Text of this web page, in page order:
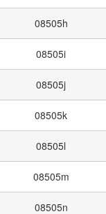
08505h
08505i
08505j
08505k
08505l
08505m
08505n